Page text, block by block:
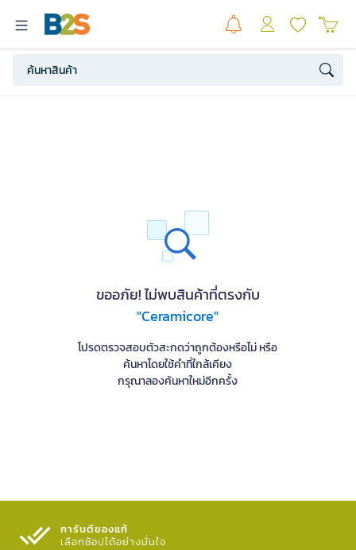
ขออภัย! ไม่พบสินค้าที่ตรงกับ
"Ceramicore"
โปรดตรวจสอบตัวสะกดว่าถูกต้องหรือไม่ หรือ
ค้นหาโดยใช้คำที่ใกล้เคียง
กรุณาลองค้นหาใหม่อีกครั้ง
การันตีของแท้
เลือกช้อปได้อย่างมั่นใจ​